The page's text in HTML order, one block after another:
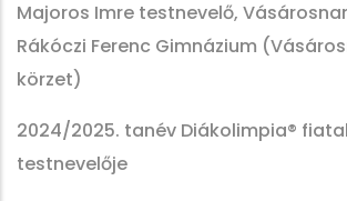
Majoros Imre testnevelő,
Rákóczi Ferenc Gimnázium
körzet)
2024/2025. tanév Diákolimpia®
testnevelője